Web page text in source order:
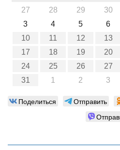
27
28 29 30
3
4 5 6
10
11 12 13
17
18 19 20
24
25 26 27
31
1 2 3
Поделиться Отправить